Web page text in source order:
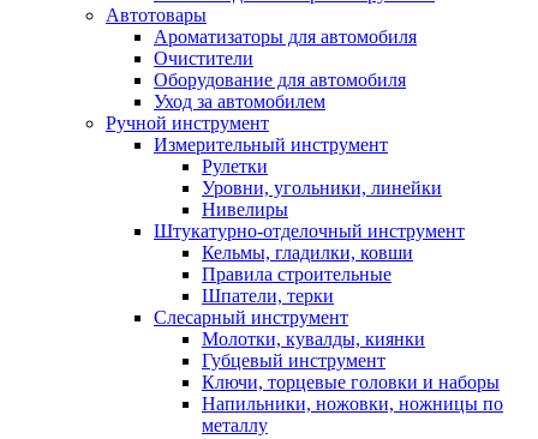
Автотовары
Ароматизаторы для автомобиля
Очистители
Оборудование для автомобиля
Уход за автомобилем
Ручной инструмент
Измерительный инструмент
Рулетки
Уровни, угольники, линейки
Нивелиры
Штукатурно-отделочный инструмент
Кельмы, гладилки, ковши
Правила строительные
Шпатели, терки
Слесарный инструмент
Молотки, кувалды, киянки
Губцевый инструмент
Ключи, торцевые головки и наборы
Напильники, ножовки, ножницы по
металлу